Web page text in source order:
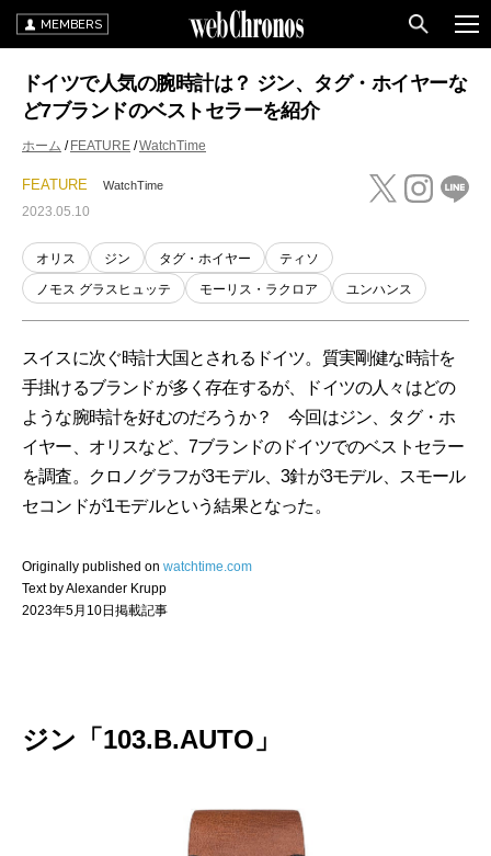
MEMBERS
ドイツで人気の腕時計は？ ジン、タグ・ホイヤーな
ど7ブランドのベストセラーを紹介
ホーム FEATURE WatchTime
FEATURE WatchTime
2023.05.10
オリス ジン タグ・ホイヤー
ティソ
ノモス グラスヒュッテ
モーリス・ラクロア ユンハンス
スイスに次ぐ時計大国とされるドイツ。質実剛健な時計を
手掛けるブランドが多く存在するが、ドイツの人々はどの
ような腕時計を好むのだろうか？ 今回はジン、タグ・ホ
イヤー、オリスなど、7ブランドのドイツでのベストセラー
を調査。クロノグラフが3モデル、3針が3モデル、スモール
セコンドが1モデルという結果となった。
Originally published on watchtime.com
Text by Alexander Krupp
2023年5月10日掲載記事
ジン「103.B.AUTO」